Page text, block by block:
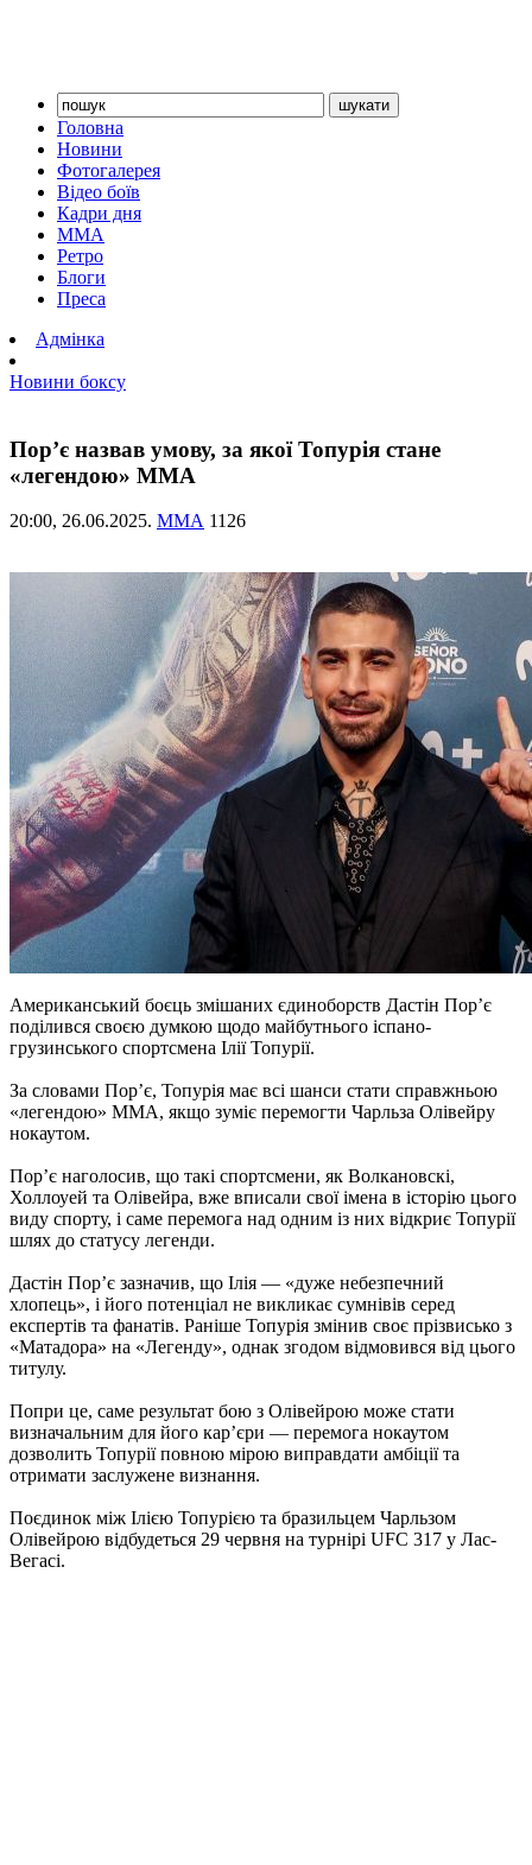
Головна
Новини
Фотогалерея
Відео боїв
Кадри дня
ММА
Ретро
Блоги
Преса
Адмінка
Новини боксу
Пор’є назвав умову, за якої Топурія стане
«легендою» ММА
20:00, 26.06.2025. ММА 1126
Американський боєць змішаних єдиноборств Дастін Пор’є
поділився своєю думкою щодо майбутнього іспано-
грузинського спортсмена Ілії Топурії.
За словами Пор’є, Топурія має всі шанси стати справжньою
«легендою» ММА, якщо зуміє перемогти Чарльза Олівейру
нокаутом.
Пор’є наголосив, що такі спортсмени, як Волкановскі,
Холлоуей та Олівейра, вже вписали свої імена в історію цього
виду спорту, і саме перемога над одним із них відкриє Топурії
шлях до статусу легенди.
Дастін Пор’є зазначив, що Ілія — «дуже небезпечний
хлопець», і його потенціал не викликає сумнівів серед
експертів та фанатів. Раніше Топурія змінив своє прізвисько з
«Матадора» на «Легенду», однак згодом відмовився від цього
титулу.
Попри це, саме результат бою з Олівейрою може стати
визначальним для його кар’єри — перемога нокаутом
дозволить Топурії повною мірою виправдати амбіції та
отримати заслужене визнання.
Поєдинок між Ілією Топурією та бразильцем Чарльзом
Олівейрою відбудеться 29 червня на турнірі UFC 317 у Лас-
Вегасі.